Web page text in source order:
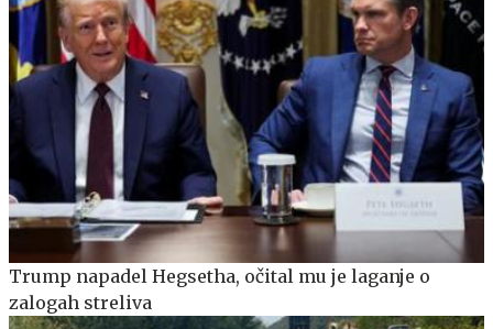
Trump napadel Hegsetha, očital mu je laganje o
zalogah streliva